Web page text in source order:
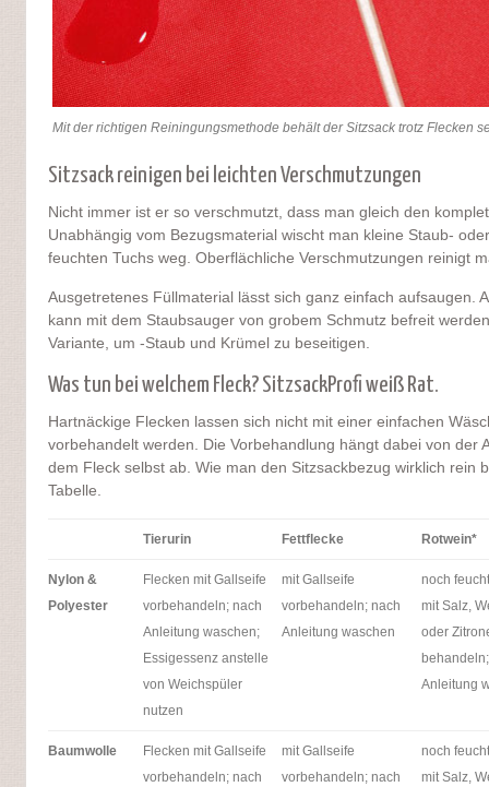
Mit der richtigen Reiningungsmethode behält der Sitzsack trotz Flecken
Sitzsack reinigen bei leichten Verschmutzungen
Nicht immer ist er so verschmutzt, dass man gleich den
Unabhängig vom Bezugsmaterial wischt man kleine Staub-
feuchten Tuchs weg. Oberflächliche Verschmutzungen reinigt
Ausgetretenes Füllmaterial lässt sich ganz einfach aufsaugen.
kann mit dem Staubsauger von grobem Schmutz befreit
Variante, um -Staub und Krümel zu beseitigen.
Was tun bei welchem Fleck? SitzsackProfi weiß Rat.
Hartnäckige Flecken lassen sich nicht mit einer einfachen
vorbehandelt werden. Die Vorbehandlung hängt dabei von der
dem Fleck selbst ab. Wie man den Sitzsackbezug wirklich rein
Tabelle.
Tierurin Fettflecke Rotwein*
Nylon &
Polyester
Flecken mit Gallseife
vorbehandeln; nach
Anleitung waschen;
Essigessenz anstelle
von Weichspüler
nutzen
mit Gallseife
vorbehandeln; nach
Anleitung waschen
noch
mit Salz,
oder
Anleitung
Baumwolle
Flecken mit Gallseife
vorbehandeln; nach
mit Gallseife
vorbehandeln; nach
noch
mit Salz,